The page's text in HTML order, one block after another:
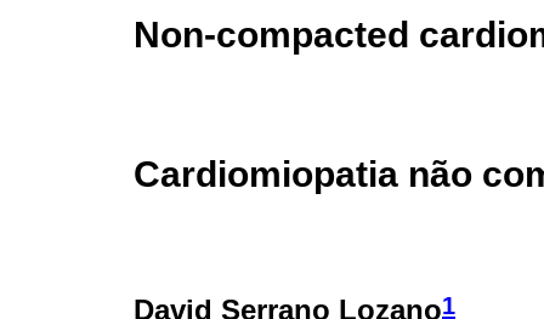
Non-compacted
Cardiomiopatia não
David Serrano Lozano1